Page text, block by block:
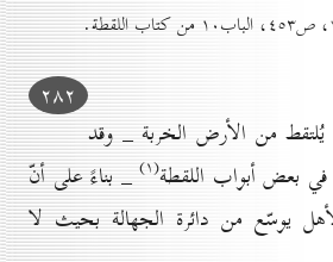
۲۸۲
من الأرض الخربة _ وقد
بعض أبواب اللقطة(۱)
_ بناءً على أنّ
يوسّع من دائرة الجهالة بحيث لا